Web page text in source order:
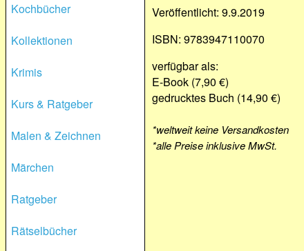
Kochbücher
Kollektionen
Krimis
Kurs & Ratgeber
Malen & Zeichnen
Märchen
Ratgeber
Rätselbücher
Veröffentlicht: 9.9.2019
ISBN: 9783947110070
verfügbar als:
E-Book (7,90 €)
gedrucktes Buch (14,90 €)
*weltweit keine Versandkosten
*alle Preise inklusive MwSt.